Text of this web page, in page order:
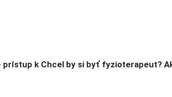
k Chcel by si byť fyzioterapeut?